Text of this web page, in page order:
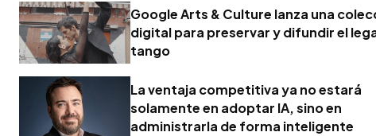
Google Arts & Culture lanza una
digital para preservar y difundir el
tango
La ventaja competitiva ya no estará
solamente en adoptar IA, sino en
administrarla de forma inteligente